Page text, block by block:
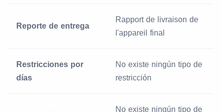
Reporte de entrega
Rapport de livraison de
l'appareil final
Restricciones por
días
No existe ningún tipo de
restricción
No existe ningún tipo de